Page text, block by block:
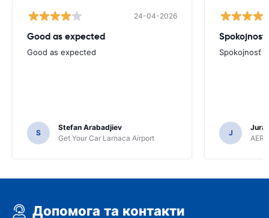
24-04-2026
Good as expected
Good as expected
S
Stefan Arabadjiev
Get Your Car Larnaca Airport
Spokojnosť
Spokojnosť
J
Juraj
Допомога та контакти